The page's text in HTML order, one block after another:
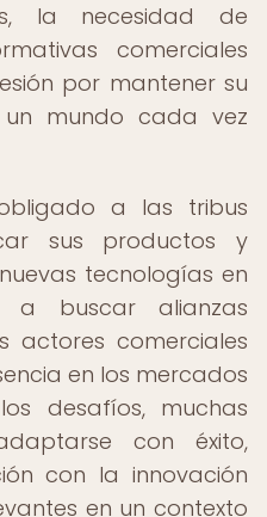
la necesidad de
comerciales
por mantener su
mundo cada vez
a las tribus
sus productos y
tecnologías en
a buscar alianzas
actores comerciales
en los mercados
desafíos, muchas
con éxito,
con la innovación
en un contexto